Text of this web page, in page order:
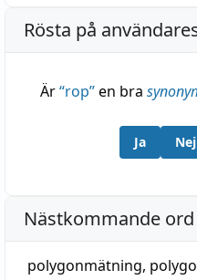
Rösta på
Är“rop”en bra
Ja Nej
Nästkommande ord
polygonmätning,